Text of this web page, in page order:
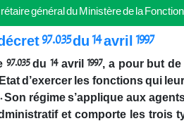
général du Ministère de la
97.035 du 14 avril 1997
du 14 avril 1997, a pour but
d’exercer les fonctions qui
régime s’applique aux agents
et comporte les trois